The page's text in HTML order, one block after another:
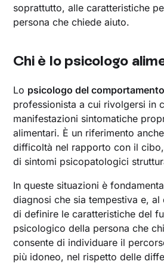
soprattutto, alle caratteristiche
persona che chiede aiuto.
Chi è lo psicologo
Lo psicologo del
professionista a cui rivolgersi in
manifestazioni sintomatiche
alimentari. È un riferimento
difficoltà nel rapporto con il
di sintomi psicopatologici
In queste situazioni è
diagnosi che sia tempestiva e,
di definire le caratteristiche del
psicologico della persona che
consente di individuare il
più idoneo, nel rispetto delle